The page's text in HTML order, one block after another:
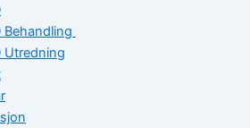
Behandling
Utredning